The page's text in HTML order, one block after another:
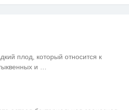
плод, который относится к
и